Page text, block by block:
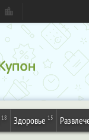
18 Здоровье 15